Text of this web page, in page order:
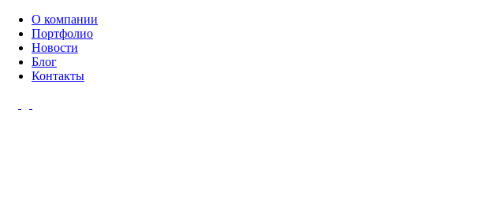
О компании
Портфолио
Новости
Блог
Контакты